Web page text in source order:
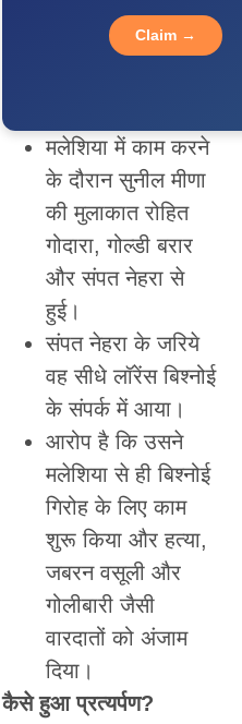
Claim →
मलेशिया में काम करने
के दौरान सुनील मीणा
की मुलाकात रोहित
गोदारा, गोल्डी बरार
और संपत नेहरा से
हुई।
संपत नेहरा के जरिये
वह सीधे लॉरेंस बिश्नोई
के संपर्क में आया।
आरोप है कि उसने
मलेशिया से ही बिश्नोई
गिरोह के लिए काम
शुरू किया और हत्या,
जबरन वसूली और
गोलीबारी जैसी
वारदातों को अंजाम
दिया।
कैसे हुआ प्रत्यर्पण?